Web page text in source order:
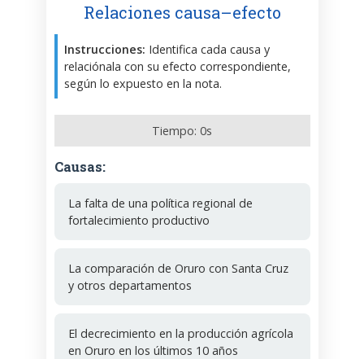
Relaciones causa–efecto
Instrucciones: Identifica cada causa y
relaciónala con su efecto correspondiente,
según lo expuesto en la nota.
Tiempo: 0s
Causas:
La falta de una política regional de
fortalecimiento productivo
La comparación de Oruro con Santa Cruz
y otros departamentos
El decrecimiento en la producción agrícola
en Oruro en los últimos 10 años